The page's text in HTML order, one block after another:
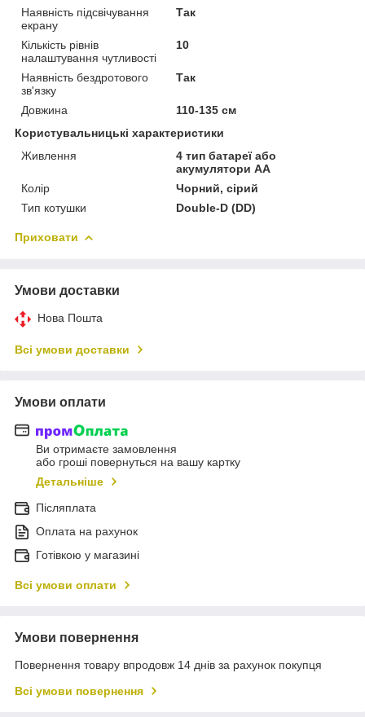
Наявність підсвічування
екрану
Так
Кількість рівнів
налаштування чутливості
10
Наявність бездротового
зв'язку
Так
Довжина
110-135 см
Користувальницькі характеристики
Живлення
4 тип батареї або
акумулятори АА
Колір
Чорний, сірий
Тип котушки
Double-D (DD)
Приховати
Умови доставки
Нова Пошта
Всі умови доставки
Умови оплати
Ви отримаєте замовлення
або гроші повернуться на вашу картку
Детальніше
Післяплата
Оплата на рахунок
Готівкою у магазині
Всі умови оплати
Умови повернення
Повернення товару впродовж 14 днів за рахунок покупця
Всі умови повернення